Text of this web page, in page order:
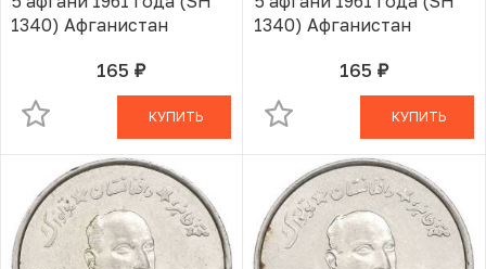
1340) Афганистан
165 руб.В КОРЗИНЕ
КУПИТЬ
1340) Афганистан
165 руб.В КОРЗИНЕ
КУПИТЬ